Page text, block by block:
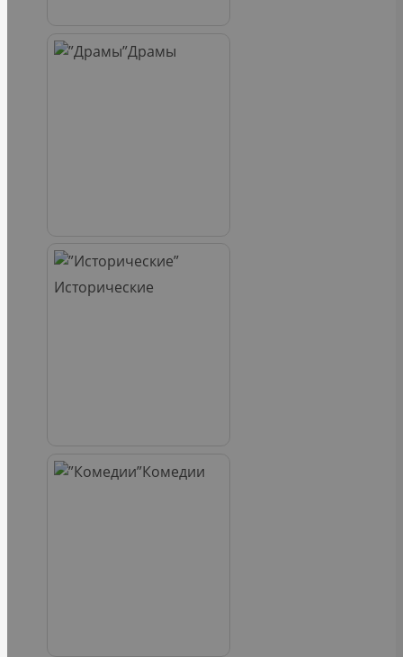
Драмы
Исторические
Комедии